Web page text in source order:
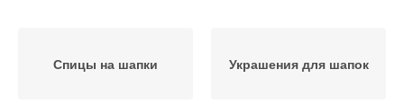
Спицы на шапки Украшения для шапок